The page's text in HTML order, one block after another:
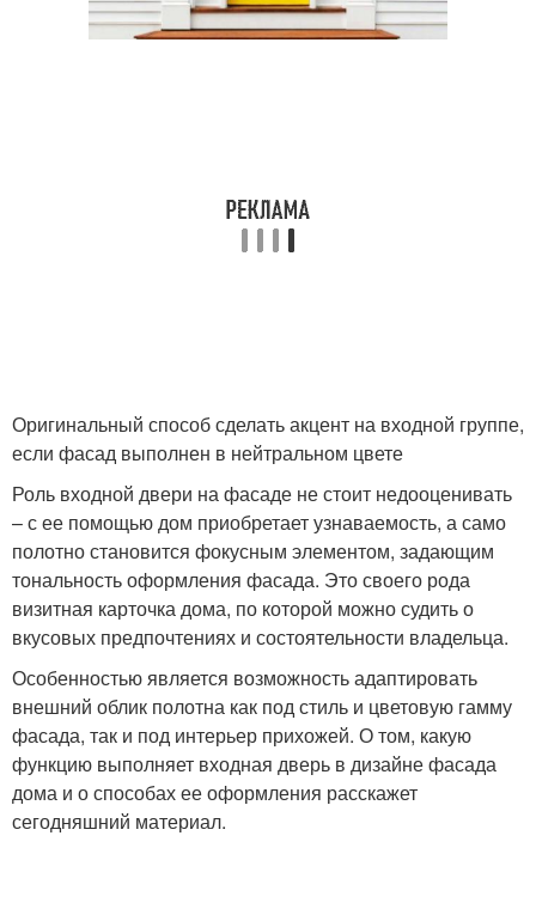
Оригинальный способ сделать акцент на входной группе,
если фасад выполнен в нейтральном цвете
Роль входной двери на фасаде не стоит недооценивать
– с ее помощью дом приобретает узнаваемость, а само
полотно становится фокусным элементом, задающим
тональность оформления фасада. Это своего рода
визитная карточка дома, по которой можно судить о
вкусовых предпочтениях и состоятельности владельца.
Особенностью является возможность адаптировать
внешний облик полотна как под стиль и цветовую гамму
фасада, так и под интерьер прихожей. О том, какую
функцию выполняет входная дверь в дизайне фасада
дома и о способах ее оформления расскажет
сегодняшний материал.